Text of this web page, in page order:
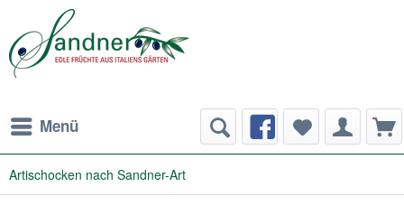
Menü
Artischocken nach Sandner-Art